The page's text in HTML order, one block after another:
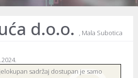
d.o.o. , Mala Subotica
sadržaj dostupan je samo